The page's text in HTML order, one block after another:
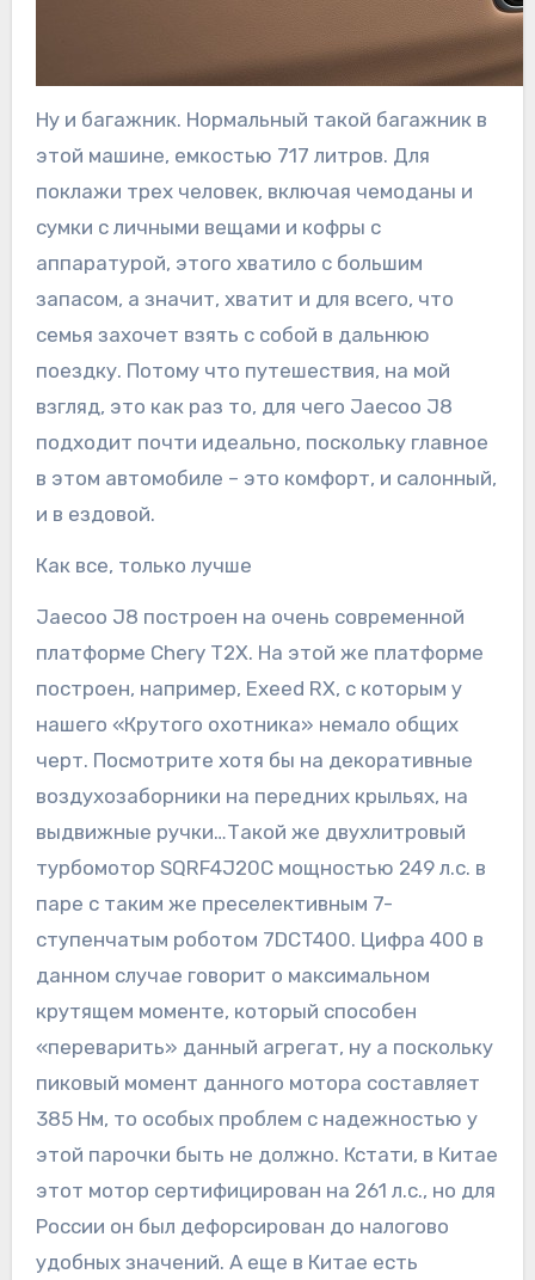
Ну и багажник. Нормальный такой багажник в
этой машине, емкостью 717 литров. Для
поклажи трех человек, включая чемоданы и
сумки с личными вещами и кофры с
аппаратурой, этого хватило с большим
запасом, а значит, хватит и для всего, что
семья захочет взять с собой в дальнюю
поездку. Потому что путешествия, на мой
взгляд, это как раз то, для чего Jaecoo J8
подходит почти идеально, поскольку главное
в этом автомобиле – это комфорт, и салонный,
и в ездовой.
Как все, только лучше
Jaecoo J8 построен на очень современной
платформе Chery T2X. На этой же платформе
построен, например, Exeed RX, с которым у
нашего «Крутого охотника» немало общих
черт. Посмотрите хотя бы на декоративные
воздухозаборники на передних крыльях, на
выдвижные ручки…Такой же двухлитровый
турбомотор SQRF4J20C мощностью 249 л.с. в
паре с таким же преселективным 7-
ступенчатым роботом 7DCT400. Цифра 400 в
данном случае говорит о максимальном
крутящем моменте, который способен
«переварить» данный агрегат, ну а поскольку
пиковый момент данного мотора составляет
385 Нм, то особых проблем с надежностью у
этой парочки быть не должно. Кстати, в Китае
этот мотор сертифицирован на 261 л.с., но для
России он был дефорсирован до налогово
удобных значений. А еще в Китае есть